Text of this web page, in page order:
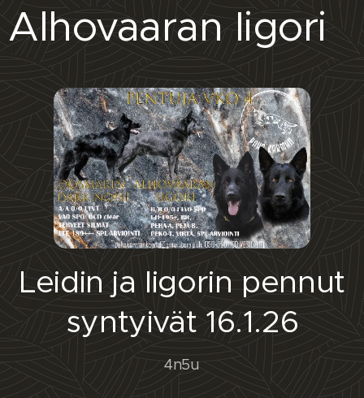
Alhovaaran Iigori
Leidin ja Iigorin pennut
syntyivät 16.1.26
4n5u